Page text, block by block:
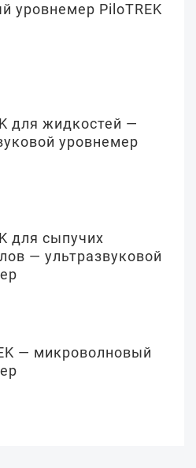
уровнемер PiloTREK
для жидкостей —
уровнемер
для сыпучих
— ультразвуковой
— микроволновый